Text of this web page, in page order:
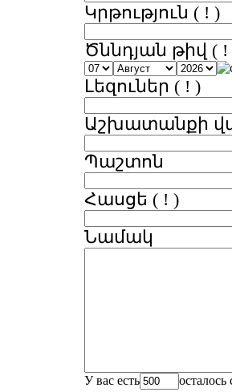
Կրթություն ( ! )
Ծննդյան թիվ ( !
Լեզուներ ( ! )
Աշխատանքի
Պաշտոն
Հասցե ( ! )
Նամակ
У вас есть